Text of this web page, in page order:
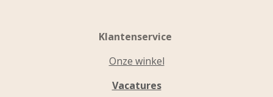
Klantenservice
Onze winkel
Vacatures